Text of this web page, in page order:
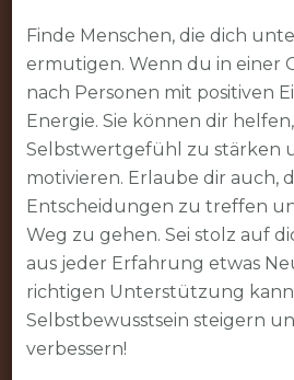
Finde Menschen, die dich
ermutigen. Wenn du in einer
nach Personen mit positiven
Energie. Sie können dir
Selbstwertgefühl zu stärken
motivieren. Erlaube dir auch,
Entscheidungen zu treffen
Weg zu gehen. Sei stolz auf
aus jeder Erfahrung etwas
richtigen Unterstützung
Selbstbewusstsein steigern
verbessern!